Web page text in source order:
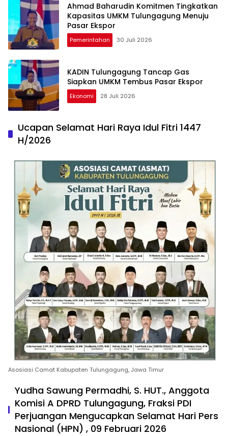
Ahmad Baharudin Komitmen Tingkatkan
Kapasitas UMKM Tulungagung Menuju
Pasar Ekspor
Pemerintahan 30 Juli 2026
KADIN Tulungagung Tancap Gas
Siapkan UMKM Tembus Pasar Ekspor
Ekonomi 28 Juli 2026
Ucapan Selamat Hari Raya Idul Fitri 1447
H/2026
Asosiasi Camat Kabupaten Tulungagung, Jawa Timur
Yudha Sawung Permadhi, S. HUT., Anggota
Komisi A DPRD Tulungagung, Fraksi PDI
Perjuangan Mengucapkan Selamat Hari Pers
Nasional (HPN) , 09 Februari 2026